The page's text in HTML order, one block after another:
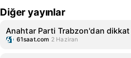
Diğer yayınlar
Anahtar Parti Trabzon'dan dikkat
61saat.com 2 Haziran